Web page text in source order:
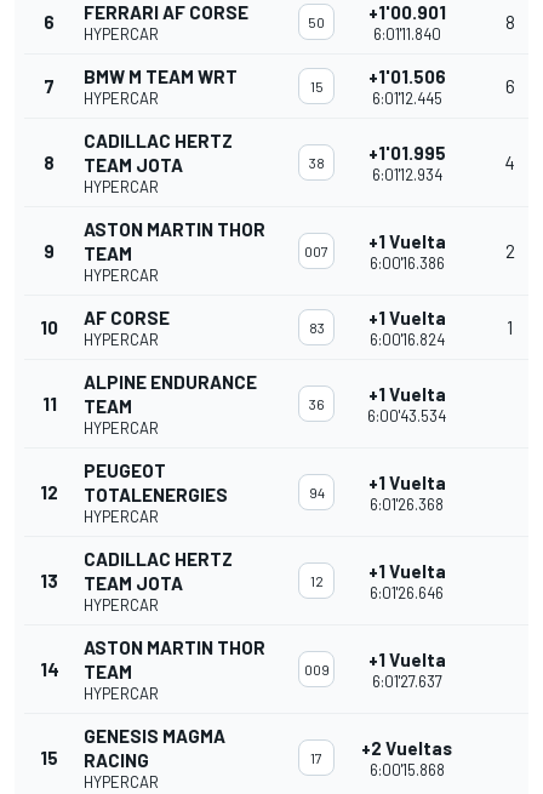
6 FERRARI AF CORSE
HYPERCAR
50 +1'00.901
6:01'11.840
8
7 BMW M TEAM WRT
HYPERCAR
15 +1'01.506
6:01'12.445
6
8
CADILLAC HERTZ
TEAM JOTA
HYPERCAR
38 +1'01.995
6:01'12.934
4
9
ASTON MARTIN THOR
TEAM
HYPERCAR
007 +1 Vuelta
6:00'16.386
2
10 AF CORSE
HYPERCAR
83 +1 Vuelta
6:00'16.824
1
11
ALPINE ENDURANCE
TEAM
HYPERCAR
36 +1 Vuelta
6:00'43.534
12
PEUGEOT
TOTALENERGIES
HYPERCAR
94 +1 Vuelta
6:01'26.368
13
CADILLAC HERTZ
TEAM JOTA
HYPERCAR
12 +1 Vuelta
6:01'26.646
14
ASTON MARTIN THOR
TEAM
HYPERCAR
009 +1 Vuelta
6:01'27.637
15
GENESIS MAGMA
RACING
HYPERCAR
17 +2 Vueltas
6:00'15.868